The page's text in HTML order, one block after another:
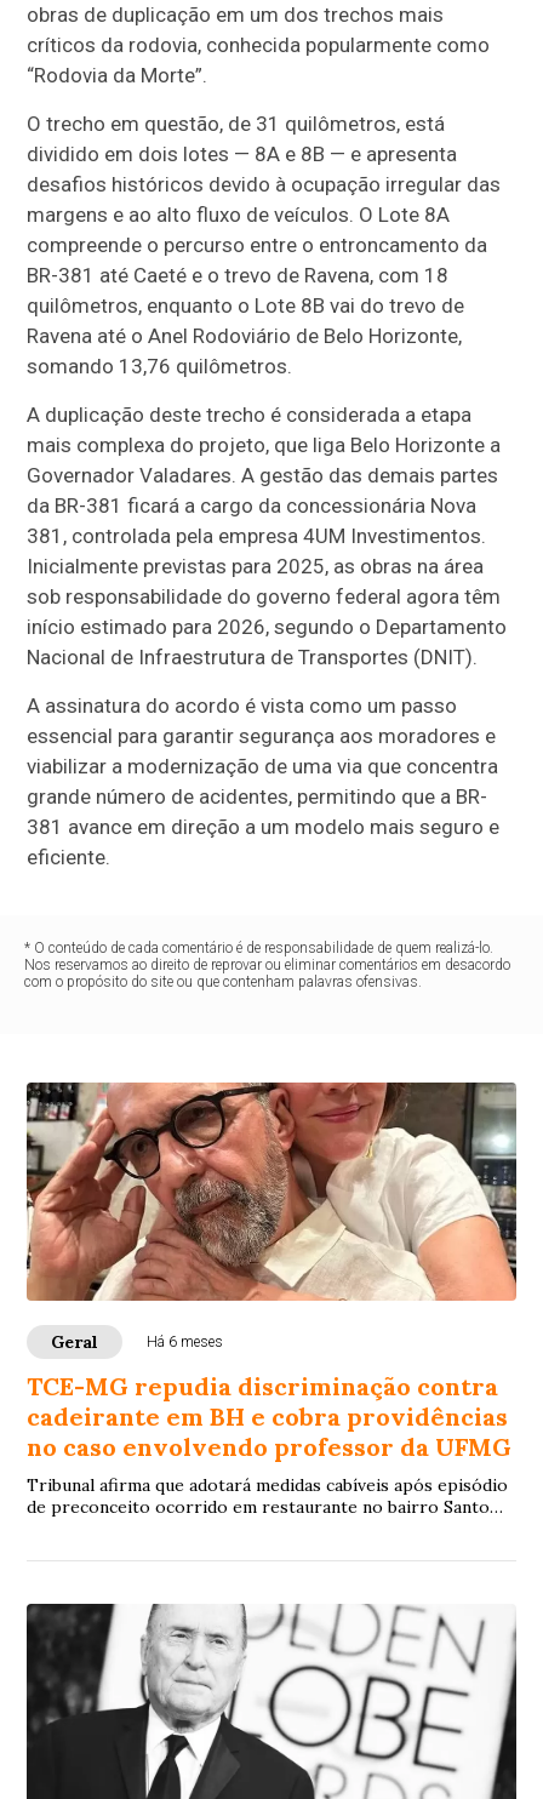
obras de duplicação em um dos trechos mais
críticos da rodovia, conhecida popularmente como
“Rodovia da Morte”.
O trecho em questão, de 31 quilômetros, está
dividido em dois lotes — 8A e 8B — e apresenta
desafios históricos devido à ocupação irregular das
margens e ao alto fluxo de veículos. O Lote 8A
compreende o percurso entre o entroncamento da
BR-381 até Caeté e o trevo de Ravena, com 18
quilômetros, enquanto o Lote 8B vai do trevo de
Ravena até o Anel Rodoviário de Belo Horizonte,
somando 13,76 quilômetros.
A duplicação deste trecho é considerada a etapa
mais complexa do projeto, que liga Belo Horizonte a
Governador Valadares. A gestão das demais partes
da BR-381 ficará a cargo da concessionária Nova
381, controlada pela empresa 4UM Investimentos.
Inicialmente previstas para 2025, as obras na área
sob responsabilidade do governo federal agora têm
início estimado para 2026, segundo o Departamento
Nacional de Infraestrutura de Transportes (DNIT).
A assinatura do acordo é vista como um passo
essencial para garantir segurança aos moradores e
viabilizar a modernização de uma via que concentra
grande número de acidentes, permitindo que a BR-
381 avance em direção a um modelo mais seguro e
eficiente.
* O conteúdo de cada comentário é de responsabilidade de quem realizá-lo.
Nos reservamos ao direito de reprovar ou eliminar comentários em desacordo
com o propósito do site ou que contenham palavras ofensivas.
Geral Há 6 meses
TCE-MG repudia discriminação contra
cadeirante em BH e cobra providências
no caso envolvendo professor da UFMG
Tribunal afirma que adotará medidas cabíveis após episódio
de preconceito ocorrido em restaurante no bairro Santo